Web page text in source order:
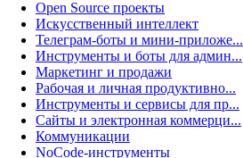
Open Source проекты
Искусственный интеллект
Телеграм-боты и мини-приложе...
Инструменты и боты для админ...
Маркетинг и продажи
Рабочая и личная продуктивно...
Инструменты и сервисы для пр...
Сайты и электронная коммерци...
Коммуникации
NoCode-инструменты